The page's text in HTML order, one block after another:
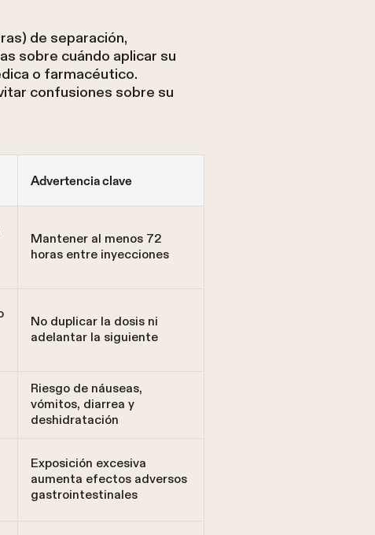
de separación,
sobre cuándo aplicar su
o farmacéutico.
confusiones sobre su
Advertencia clave
Mantener al menos 72
horas entre inyecciones
No duplicar la dosis ni
adelantar la siguiente
Riesgo de náuseas,
vómitos, diarrea y
deshidratación
Exposición excesiva
aumenta efectos adversos
gastrointestinales